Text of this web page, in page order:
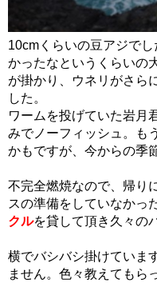
10cmくらいの豆アジで
かったなというくらいの
が掛かり、ウネリがさら
した。
ワームを投げていた岩月
みでノーフィッシュ。も
かもですが、今からの季
不完全燃焼なので、帰り
スの準備をしていなかっ
クルを貸して頂き久々の
横でバシバシ掛けていま
ません。色々教えてもら